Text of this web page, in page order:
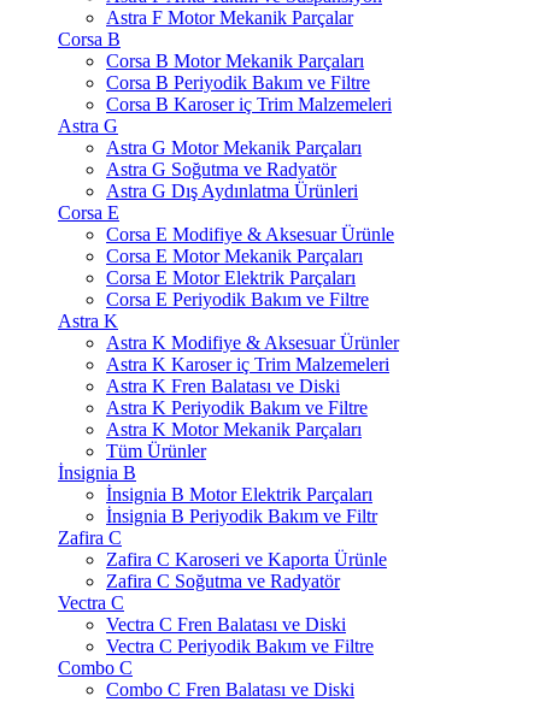
Astra F Motor Mekanik Parçalar
Corsa B
Corsa B Motor Mekanik Parçaları
Corsa B Periyodik Bakım ve Filtre
Corsa B Karoser iç Trim Malzemeleri
Astra G
Astra G Motor Mekanik Parçaları
Astra G Soğutma ve Radyatör
Astra G Dış Aydınlatma Ürünleri
Corsa E
Corsa E Modifiye & Aksesuar Ürünle
Corsa E Motor Mekanik Parçaları
Corsa E Motor Elektrik Parçaları
Corsa E Periyodik Bakım ve Filtre
Astra K
Astra K Modifiye & Aksesuar Ürünler
Astra K Karoser iç Trim Malzemeleri
Astra K Fren Balatası ve Diski
Astra K Periyodik Bakım ve Filtre
Astra K Motor Mekanik Parçaları
Tüm Ürünler
İnsignia B
İnsignia B Motor Elektrik Parçaları
İnsignia B Periyodik Bakım ve Filtr
Zafira C
Zafira C Karoseri ve Kaporta Ürünle
Zafira C Soğutma ve Radyatör
Vectra C
Vectra C Fren Balatası ve Diski
Vectra C Periyodik Bakım ve Filtre
Combo C
Combo C Fren Balatası ve Diski